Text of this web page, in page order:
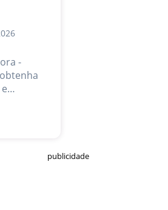
-
publicidade